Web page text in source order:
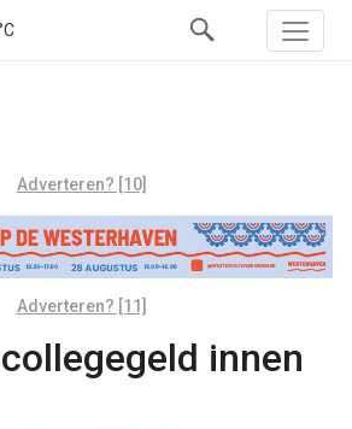
Adverteren? [10]
Adverteren? [11]
innen